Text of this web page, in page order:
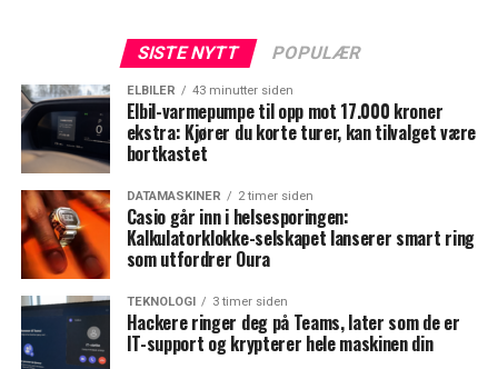
SISTE NYTT POPULÆR
ELBILER 43 minutter siden
Elbil-varmepumpe til opp mot 17.000 kroner
ekstra: Kjører du korte turer, kan tilvalget være
bortkastet
DATAMASKINER 2 timer siden
Casio går inn i helsesporingen:
Kalkulatorklokke-selskapet lanserer smart ring
som utfordrer Oura
TEKNOLOGI 3 timer siden
Hackere ringer deg på Teams, later som de er
IT-support og krypterer hele maskinen din